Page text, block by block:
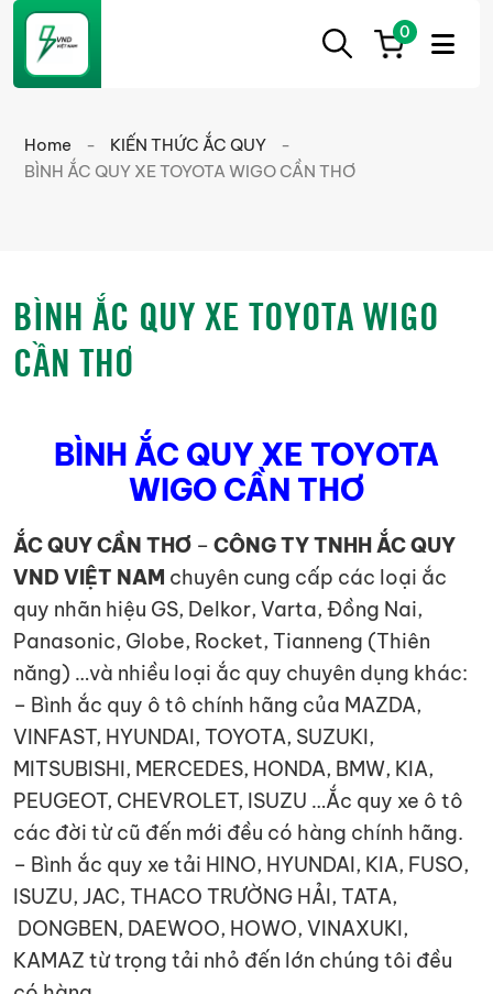
ẮC
CẦN
THƠ
Ắc
Cần
tốt
0
Home - KIẾN THỨC ẮC QUY
-
BÌNH ẮC QUY XE TOYOTA WIGO CẦN THƠ
BÌNH ẮC QUY XE TOYOTA WIGO
CẦN THƠ
BÌNH ẮC QUY XE TOYOTA
WIGO CẦN THƠ
ẮC QUY CẦN THƠ – CÔNG TY TNHH ẮC QUY
VND VIỆT NAM chuyên cung cấp các loại ắc
quy nhãn hiệu GS, Delkor, Varta, Đồng Nai,
Panasonic, Globe, Rocket, Tianneng (Thiên
năng) …và nhiều loại ắc quy chuyên dụng khác:
– Bình ắc quy ô tô chính hãng của MAZDA,
VINFAST, HYUNDAI, TOYOTA, SUZUKI,
MITSUBISHI, MERCEDES, HONDA, BMW, KIA,
PEUGEOT, CHEVROLET, ISUZU …Ắc quy xe ô tô
các đời từ cũ đến mới đều có hàng chính hãng.
– Bình ắc quy xe tải HINO, HYUNDAI, KIA, FUSO,
ISUZU, JAC, THACO TRƯỜNG HẢI, TATA,
DONGBEN, DAEWOO, HOWO, VINAXUKI,
KAMAZ từ trọng tải nhỏ đến lớn chúng tôi đều